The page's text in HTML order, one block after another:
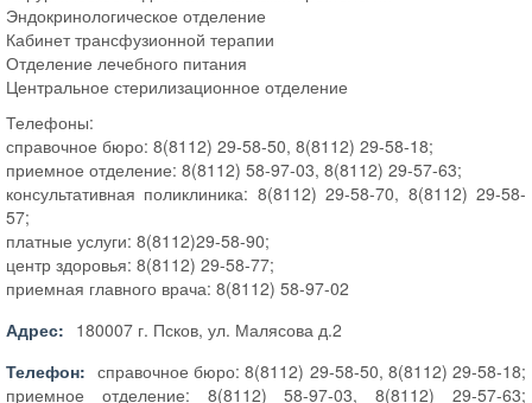
Эндокринологическое отделение
Кабинет трансфузионной терапии
Отделение лечебного питания
Центральное стерилизационное отделение
Телефоны:
справочное бюро: 8(8112) 29-58-50, 8(8112) 29-58-18;
приемное отделение: 8(8112) 58-97-03, 8(8112) 29-57-63;
консультативная поликлиника: 8(8112) 29-58-70, 8(8112) 29-58-
57;
платные услуги: 8(8112)29-58-90;
центр здоровья: 8(8112) 29-58-77;
приемная главного врача: 8(8112) 58-97-02
Адрес: 180007 г. Псков, ул. Малясова д.2
Телефон: справочное бюро: 8(8112) 29-58-50, 8(8112) 29-58-18;
приемное отделение: 8(8112) 58-97-03, 8(8112) 29-57-63;